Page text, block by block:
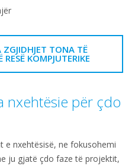
TONA TË
KOMPJUTERIKE
nxehtësie për çdo
e nxehtësisë, ne fokusohemi
ju gjatë çdo faze të projektit,